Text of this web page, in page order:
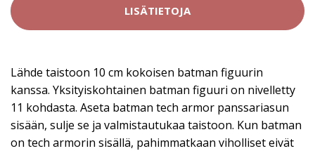
LISÄTIETOJA
Lähde taistoon 10 cm kokoisen batman figuurin
kanssa. Yksityiskohtainen batman figuuri on nivelletty
11 kohdasta. Aseta batman tech armor panssariasun
sisään, sulje se ja valmistautukaa taistoon. Kun batman
on tech armorin sisällä, pahimmatkaan viholliset eivät